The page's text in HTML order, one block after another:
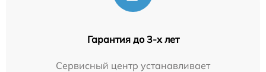
Гарантия до 3-х лет
Сервисный центр устанавливает